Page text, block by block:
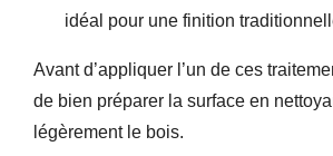
idéal pour une finition
Avant d’appliquer l’un de ces
de bien préparer la surface en
légèrement le bois.